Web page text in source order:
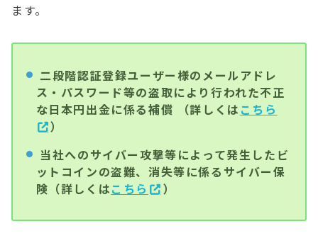
ます。
二段階認証登録ユーザー様のメールアドレ
ス・パスワード等の盗取により行われた不正
な日本円出金に係る補償 （詳しくは こちら
）
当社へのサイバー攻撃等によって発生したビ
ットコインの盗難、消失等に係るサイバー保
険（詳しくはこちら ）